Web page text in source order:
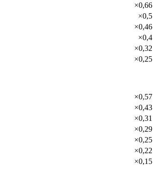
×0,66
×0,5
×0,46
×0,4
×0,32
×0,25
×0,57
×0,43
×0,31
×0,29
×0,25
×0,22
×0,15